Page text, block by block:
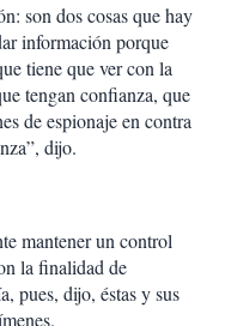
son dos cosas que hay
información porque
tiene que ver con la
tengan confianza, que
de espionaje en contra
dijo.
mantener un control
la finalidad de
pues, dijo, éstas y sus